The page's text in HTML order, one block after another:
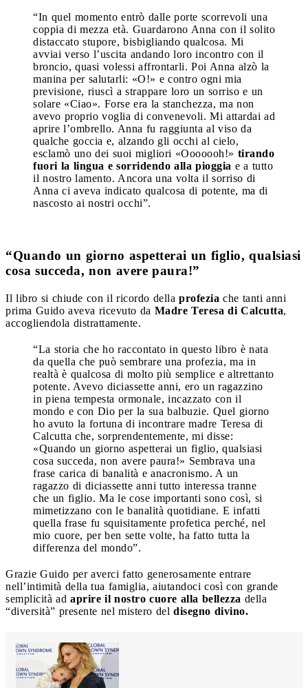
“In quel momento entrò dalle porte scorrevoli una
coppia di mezza età. Guardarono Anna con il solito
distaccato stupore, bisbigliando qualcosa. Mi
avviai verso l’uscita andando loro incontro con il
broncio, quasi volessi affrontarli. Poi Anna alzò la
manina per salutarli: «O!» e contro ogni mia
previsione, riuscì a strappare loro un sorriso e un
solare «Ciao». Forse era la stanchezza, ma non
avevo proprio voglia di convenevoli. Mi attardai ad
aprire l’ombrello. Anna fu raggiunta al viso da
qualche goccia e, alzando gli occhi al cielo,
esclamò uno dei suoi migliori «Ooooooh!» tirando
fuori la lingua e sorridendo alla pioggia e a tutto
il nostro lamento. Ancora una volta il sorriso di
Anna ci aveva indicato qualcosa di potente, ma di
nascosto ai nostri occhi”.
“Quando un giorno aspetterai un figlio, qualsiasi
cosa succeda, non avere paura!”
Il libro si chiude con il ricordo della profezia che tanti anni
prima Guido aveva ricevuto da Madre Teresa di Calcutta,
accogliendola distrattamente.
“La storia che ho raccontato in questo libro è nata
da quella che può sembrare una profezia, ma in
realtà è qualcosa di molto più semplice e altrettanto
potente. Avevo diciassette anni, ero un ragazzino
in piena tempesta ormonale, incazzato con il
mondo e con Dio per la sua balbuzie. Quel giorno
ho avuto la fortuna di incontrare madre Teresa di
Calcutta che, sorprendentemente, mi disse:
«Quando un giorno aspetterai un figlio, qualsiasi
cosa succeda, non avere paura!» Sembrava una
frase carica di banalità e anacronismo. A un
ragazzo di diciassette anni tutto interessa tranne
che un figlio. Ma le cose importanti sono così, si
mimetizzano con le banalità quotidiane. E infatti
quella frase fu squisitamente profetica perché, nel
mio cuore, per ben sette volte, ha fatto tutta la
differenza del mondo”.
Grazie Guido per averci fatto generosamente entrare
nell’intimità della tua famiglia, aiutandoci così con grande
semplicità ad aprire il nostro cuore alla bellezza della
“diversità” presente nel mistero del disegno divino.